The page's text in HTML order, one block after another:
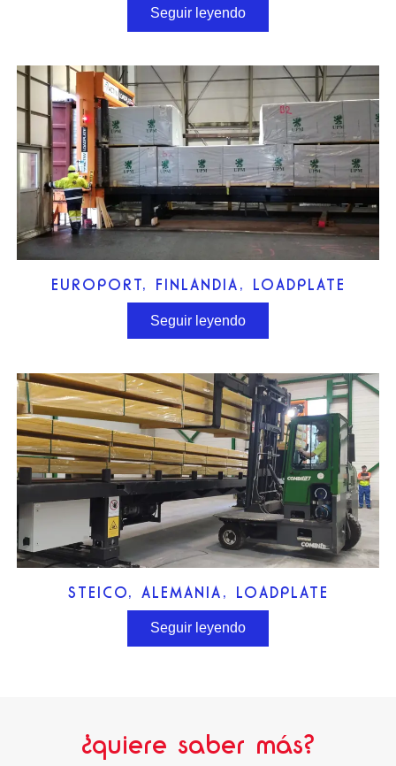
Seguir leyendo
EUROPORT, FINLANDIA, LOADPLATE
Seguir leyendo
STEICO, ALEMANIA, LOADPLATE
Seguir leyendo
¿quiere saber más?